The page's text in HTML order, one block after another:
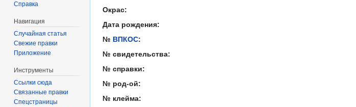
Окрас:
Дата рождения:
№ ВПКОС:
№ свидетельства:
№ справки:
№ род-ой:
№ клейма:
Справка
Навигация
Случайная статья
Свежие правки
Приложение
Инструменты
Ссылки сюда
Связанные правки
Спецстраницы